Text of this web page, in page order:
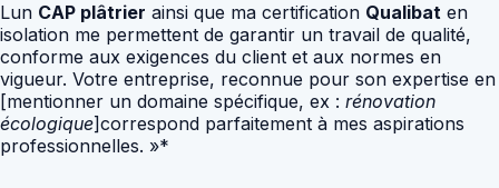
Lun CAP plâtrier ainsi que ma certification Qualibat en
isolation me permettent de garantir un travail de qualité,
conforme aux exigences du client et aux normes en
vigueur. Votre entreprise, reconnue pour son expertise en
[mentionner un domaine spécifique, ex : rénovation
écologique]correspond parfaitement à mes aspirations
professionnelles. »*